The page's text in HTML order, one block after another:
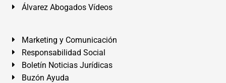
Álvarez Abogados Vídeos
Marketing y Comunicación
Responsabilidad Social
Boletín Noticias Jurídicas
Buzón Ayuda